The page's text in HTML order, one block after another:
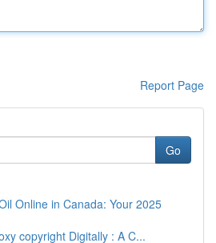
Report Page
Go
Online in Canada: Your 2025
copyright Digitally : A C...